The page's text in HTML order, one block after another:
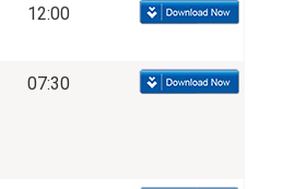
12:00
07:30